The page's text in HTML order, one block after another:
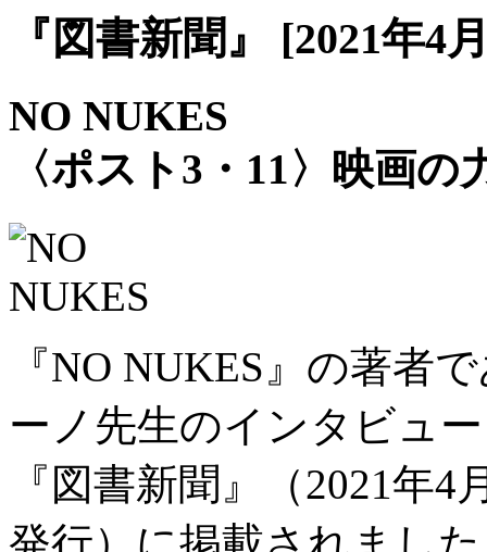
『図書新聞』 [2021年4
NO NUKES
〈ポスト3・11〉映画の
『NO NUKES』の著者
ーノ先生のインタビュ
『図書新聞』（2021年
発行）に掲載されまし